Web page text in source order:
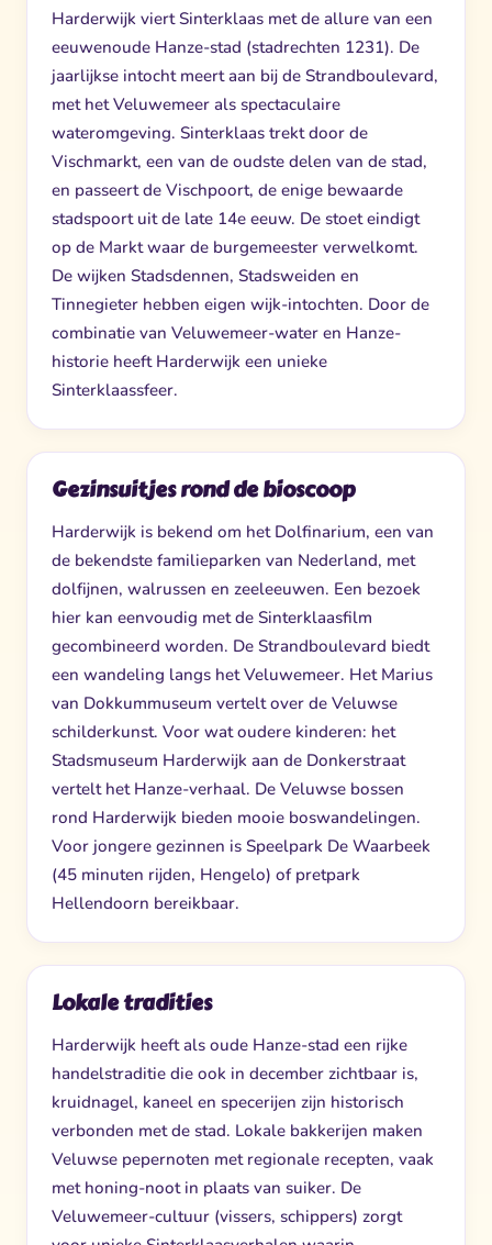
Harderwijk viert Sinterklaas met de allure van een
eeuwenoude Hanze-stad (stadrechten 1231). De
jaarlijkse intocht meert aan bij de Strandboulevard,
met het Veluwemeer als spectaculaire
wateromgeving. Sinterklaas trekt door de
Vischmarkt, een van de oudste delen van de stad,
en passeert de Vischpoort, de enige bewaarde
stadspoort uit de late 14e eeuw. De stoet eindigt
op de Markt waar de burgemeester verwelkomt.
De wijken Stadsdennen, Stadsweiden en
Tinnegieter hebben eigen wijk-intochten. Door de
combinatie van Veluwemeer-water en Hanze-
historie heeft Harderwijk een unieke
Sinterklaassfeer.
Gezinsuitjes rond de bioscoop
Harderwijk is bekend om het Dolfinarium, een van
de bekendste familieparken van Nederland, met
dolfijnen, walrussen en zeeleeuwen. Een bezoek
hier kan eenvoudig met de Sinterklaasfilm
gecombineerd worden. De Strandboulevard biedt
een wandeling langs het Veluwemeer. Het Marius
van Dokkummuseum vertelt over de Veluwse
schilderkunst. Voor wat oudere kinderen: het
Stadsmuseum Harderwijk aan de Donkerstraat
vertelt het Hanze-verhaal. De Veluwse bossen
rond Harderwijk bieden mooie boswandelingen.
Voor jongere gezinnen is Speelpark De Waarbeek
(45 minuten rijden, Hengelo) of pretpark
Hellendoorn bereikbaar.
Lokale tradities
Harderwijk heeft als oude Hanze-stad een rijke
handelstraditie die ook in december zichtbaar is,
kruidnagel, kaneel en specerijen zijn historisch
verbonden met de stad. Lokale bakkerijen maken
Veluwse pepernoten met regionale recepten, vaak
met honing-noot in plaats van suiker. De
Veluwemeer-cultuur (vissers, schippers) zorgt